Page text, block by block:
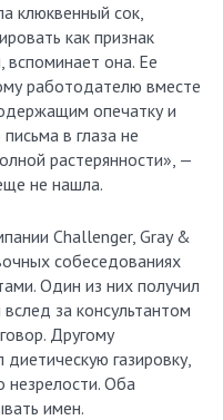
клюквенный сок,
как признак
она. Ее
работодателю вместе
опечатку и
в глаза не
растерянности», —
не нашла.
Challenger, Gray &
собеседованиях
Один из них получил
за консультантом
Другому
газировку,
незрелости. Оба
имен.